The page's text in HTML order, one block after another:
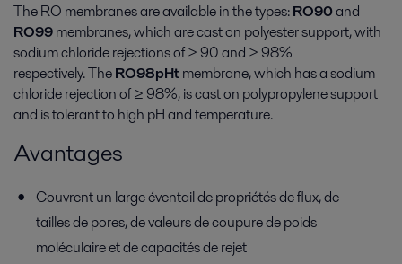
The RO membranes are available in the types:RO90and
RO99membranes, which are cast on polyester support, with
sodium chloride rejections of ≥ 90 and ≥ 98%
respectively. TheRO98pHtmembrane, which has a sodium
chloride rejection of ≥ 98%, is cast on polypropylene support
and is tolerant to high pH and temperature.
Avantages
Couvrent un large éventail de propriétés de flux, de
tailles de pores, de valeurs de coupure de poids
moléculaire et de capacités de rejet